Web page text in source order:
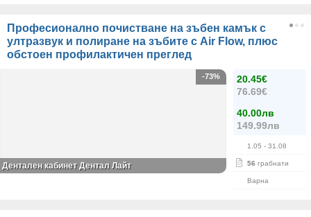
Професионално почистване на зъбен камък с
ултразвук и полиране на зъбите с Air Flow, плюс
обстоен профилактичен преглед
20.45€
76.69€
40.00лв
149.99лв
1.05 - 31.08
56 грабнати
Варна
-73%
Дентален кабинет Дентал Лайт